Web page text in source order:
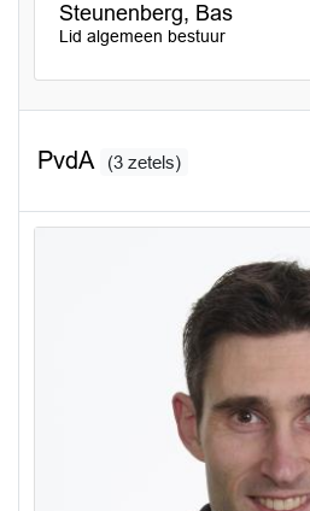
Steunenberg, Bas
Lid algemeen bestuur
PvdA (3 zetels)